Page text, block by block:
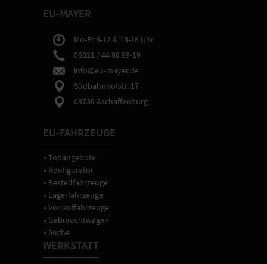
EU-MAYER
Mo-Fr 8-12 & 13-18 Uhr
06021 / 44 88 99-19
info@eu-mayer.de
Südbahnhofstr. 17
63739 Aschaffenburg
EU-FAHRZEUGE
» Topangebote
» Konfigurator
» Bestellfahrzeuge
» Lagerfahrzeuge
» Vorlauffahrzeuge
» Gebrauchtwagen
» Suche
WERKSTATT